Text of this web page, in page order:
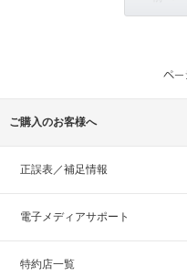
ご購入のお客様へ
正誤表／補足情報
電子メディアサポート
特約店一覧